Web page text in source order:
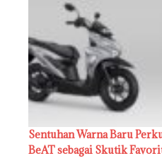
Sentuhan Warna Baru
BeAT sebagai Skutik